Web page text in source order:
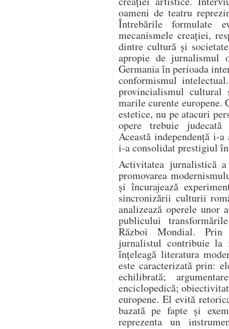
oameni de teatru
Întrebările formulate
mecanismele creației,
dintre cultură și
apropie de jurnalismul
Germania în perioada
conformismul
provincialismul
marile curente europene.
estetice, nu pe atacuri
opere trebuie
Această independență i-
i-a consolidat prestigiul
Activitatea jurnalistică
promovarea
și încurajează
sincronizării culturii
analizează operele unor
publicului
Război Mondial. Prin
jurnalistul contribuie la
înțeleagă literatura
este caracterizată prin:
echilibrată;
enciclopedică;
europene. El evită
bazată pe fapte și
reprezenta un